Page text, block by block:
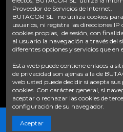
Inicio Sobre nosotros Contacte con
Política de privacidad
Tratamiento de
Términos y condiciones
Plazos de
Contáctanos
638 28 57 85
© FONTACOR 2026 Todos los
Proveedor de Servicios de Internet.
BUTACOR SL no utiliza cookies
usuarios, ni registra las direcciones
cookies propias, de sesión, con
al usuario la navegación a través del
diferentes opciones y servicios que en
Esta web puede contiene enlaces a
de privacidad son ajenas a la de
web usted puede decidir si acepta
cookies. Con carácter general, si
aceptar o rechazar las cookies de
configuración de su navegador.
Aceptar